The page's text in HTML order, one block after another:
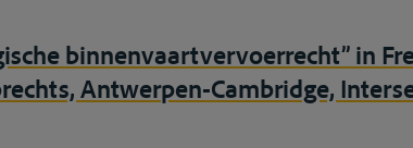
binnenvaartvervoerrecht” in
Antwerpen-Cambridge,